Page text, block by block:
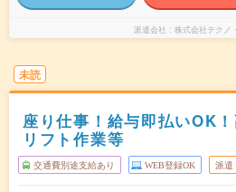
派遣会社 株式会社テクノ
未読
座り仕事！給与即払いOK
リフト作業等
交通費別途支給あり WEB登録OK 派遣